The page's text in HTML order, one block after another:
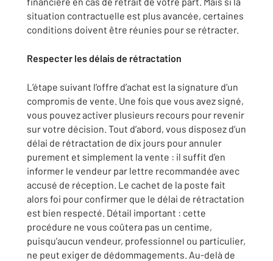
situation contractuelle est plus avancée, certaines
conditions doivent être réunies pour se rétracter.
Respecter les délais de rétractation
L’étape suivant l’offre d’achat est la signature d’un
compromis de vente. Une fois que vous avez signé,
vous pouvez activer plusieurs recours pour revenir
sur votre décision. Tout d’abord, vous disposez d’un
délai de rétractation de dix jours pour annuler
purement et simplement la vente : il suffit d’en
informer le vendeur par lettre recommandée avec
accusé de réception. Le cachet de la poste fait
alors foi pour confirmer que le délai de rétractation
est bien respecté. Détail important : cette
procédure ne vous coûtera pas un centime,
puisqu’aucun vendeur, professionnel ou particulier,
ne peut exiger de dédommagements. Au-delà de